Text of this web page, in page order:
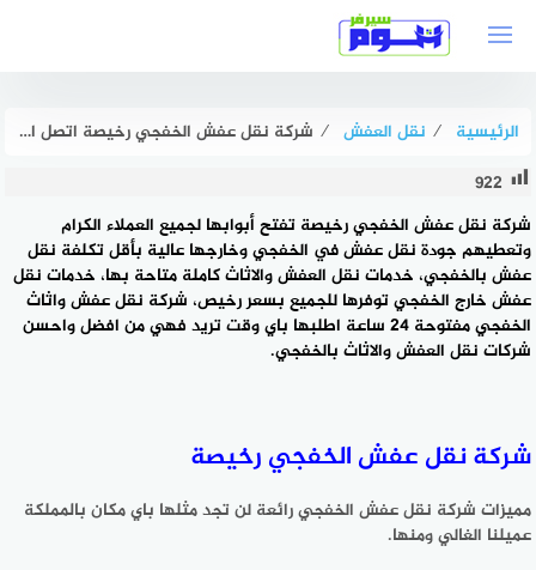
الرئيسية ⁄ نقل العفش ⁄ شركة نقل عفش الخفجي رخيصة اتصل الآن خصم 50% هوم سيرفر
922
شركة نقل عفش الخفجي رخيصة تفتح أبوابها لجميع العملاء الكرام
وتعطيهم جودة نقل عفش في الخفجي وخارجها عالية بأقل تكلفة نقل
عفش بالخفجي، خدمات نقل العفش والاثاث كاملة متاحة بها، خدمات نقل
عفش خارج الخفجيتوفرها للجميع بسعر رخيص، شركة نقل عفش واثاث
الخفجي مفتوحة 24 ساعة اطلبها باي وقت تريد فهي من افضل واحسن
شركات نقل العفش والاثاث بالخفجي.
شركة نقل عفش الخفجي رخيصة
مميزات شركة نقل عفش الخفجي رائعة لن تجد مثلها باي مكان بالمملكة
عميلنا الغالي ومنها.